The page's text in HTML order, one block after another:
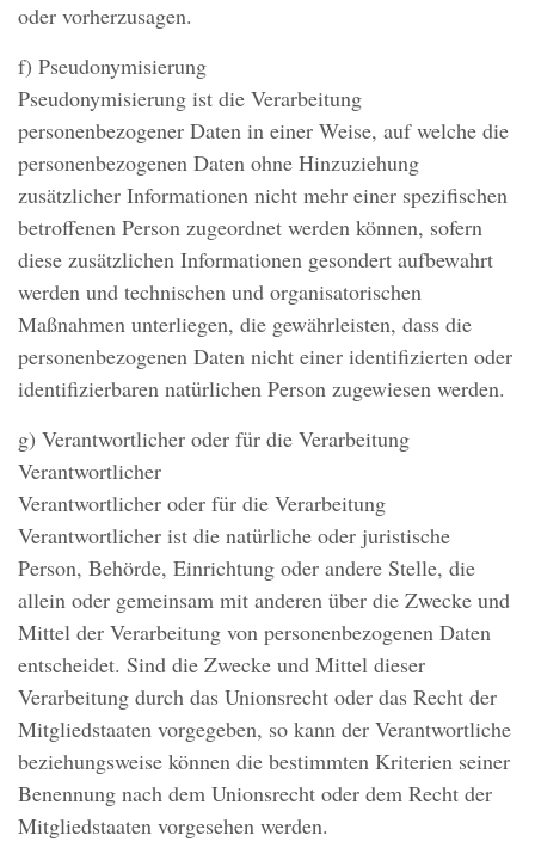
oder vorherzusagen.
f) Pseudonymisierung
Pseudonymisierung ist die Verarbeitung
personenbezogener Daten in einer Weise, auf welche die
personenbezogenen Daten ohne Hinzuziehung
zusätzlicher Informationen nicht mehr einer spezifischen
betroffenen Person zugeordnet werden können, sofern
diese zusätzlichen Informationen gesondert aufbewahrt
werden und technischen und organisatorischen
Maßnahmen unterliegen, die gewährleisten, dass die
personenbezogenen Daten nicht einer identifizierten oder
identifizierbaren natürlichen Person zugewiesen werden.
g) Verantwortlicher oder für die Verarbeitung
Verantwortlicher
Verantwortlicher oder für die Verarbeitung
Verantwortlicher ist die natürliche oder juristische
Person, Behörde, Einrichtung oder andere Stelle, die
allein oder gemeinsam mit anderen über die Zwecke und
Mittel der Verarbeitung von personenbezogenen Daten
entscheidet. Sind die Zwecke und Mittel dieser
Verarbeitung durch das Unionsrecht oder das Recht der
Mitgliedstaaten vorgegeben, so kann der Verantwortliche
beziehungsweise können die bestimmten Kriterien seiner
Benennung nach dem Unionsrecht oder dem Recht der
Mitgliedstaaten vorgesehen werden.